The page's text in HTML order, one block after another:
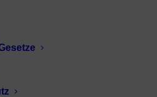
Natur